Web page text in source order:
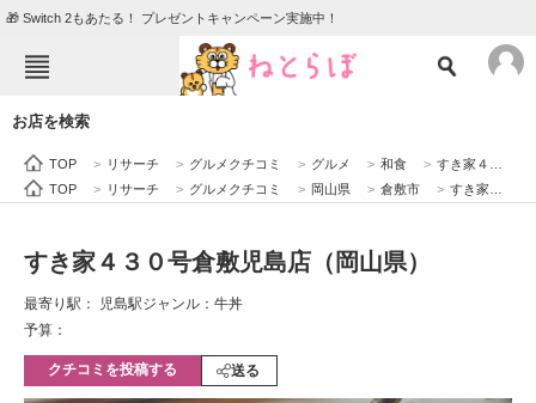
🎁 Switch 2もあたる！ プレゼントキャンペーン実施中！
エンタメ クイズ
住まい 教育・育児
動物
会員記事
お店を検索
TOP > リサーチ > グルメクチコミ > グルメ > 和食 > すき家４３０号倉敷児島店（岡山県）
TOP
> リサーチ > グルメクチコミ > 岡山県 > 倉敷市 > すき家４３０号倉敷児島店（岡山県）
すき家４３０号倉敷児島店（岡山県）
最寄り駅： 児島駅ジャンル：牛丼
予算：
クチコミを投稿する 送る